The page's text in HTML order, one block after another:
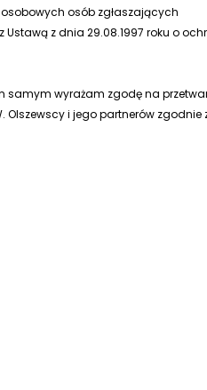
osób zgłaszających
z dnia 29.08.1997 roku o
samym wyrażam zgodę na
Olszewscy i jego partnerów zgodnie